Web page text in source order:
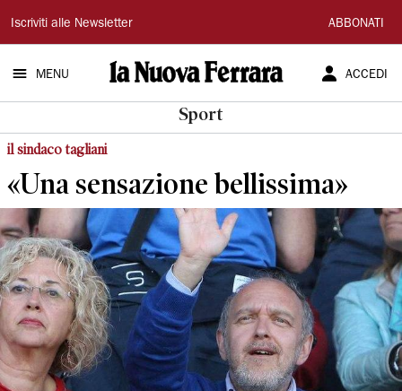
La
Nuova
Ferrara
Iscriviti alle Newsletter ABBONATI
MENU ACCEDI
Sport
il sindaco tagliani
«Una sensazione bellissima»